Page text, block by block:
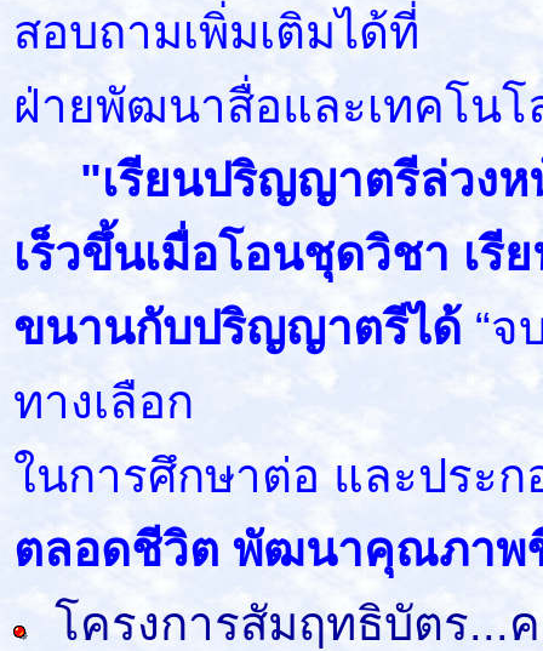
สอบถามเพิ่มเติมได้ที่
ฝ่ายพัฒนาสื่อและเทคโนโ
"เรียนปริญญาตรีล่วง
เร็วขึ้นเมื่อโอนชุดวิชา เรี
ขนานกับปริญญาตรีได้ “จ
ทางเลือก
ในการศึกษาต่อ และประ
ตลอดชีวิต พัฒนาคุณภาพ
โครงการสัมฤทธิบัตร...